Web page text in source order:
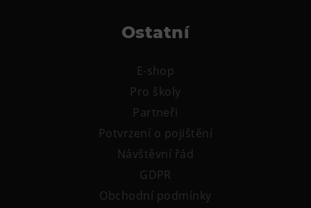
Ostatní
E-shop
Pro školy
Partneři
Potvrzení o pojištění
Návštěvní řád
GDPR
Obchodní podmínky